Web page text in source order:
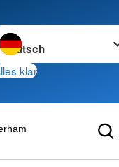
wechseln zu
klar